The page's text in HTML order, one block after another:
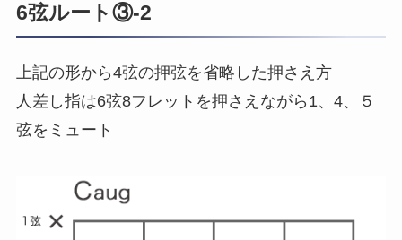
6弦ルート③-2
上記の形から4弦の押弦を省略した押さえ方
人差し指は6弦8フレットを押さえながら1、4、５
弦をミュート